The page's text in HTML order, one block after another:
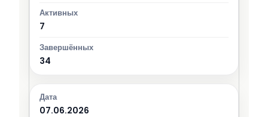
7
34
07.06.2026